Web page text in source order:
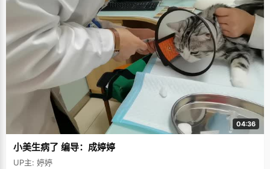
04:36
小美生病了 编导：成婷婷
UP主: 婷婷